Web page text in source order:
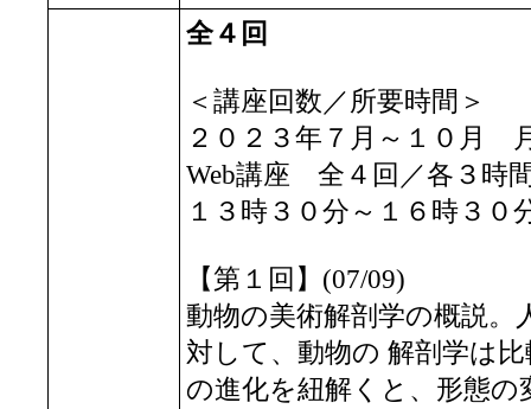
全４回
＜講座回数／所要時間＞
２０２３年７月～１０月
Web講座 全４回／各３時
１３時３０分～１６時３０
【第１回】(07/09)
動物の美術解剖学の概説。
対して、動物の 解剖学は
の進化を紐解くと、形態